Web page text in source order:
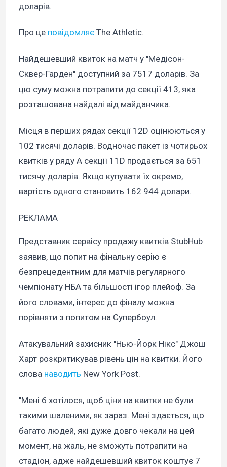
доларів.
Про це повідомляє The Athletic.
Найдешевший квиток на матч у "Медісон-
Сквер-Гарден" доступний за 7517 доларів. За
цю суму можна потрапити до секції 413, яка
розташована найдалі від майданчика.
Місця в перших рядах секції 12D оцінюються у
102 тисячі доларів. Водночас пакет із чотирьох
квитків у ряду А секції 11D продається за 651
тисячу доларів. Якщо купувати їх окремо,
вартість одного становить 162 944 долари.
РЕКЛАМА
Представник сервісу продажу квитків StubHub
заявив, що попит на фінальну серію є
безпрецедентним для матчів регулярного
чемпіонату НБА та більшості ігор плейоф. За
його словами, інтерес до фіналу можна
порівняти з попитом на Супербоул.
Атакувальний захисник "Нью-Йорк Нікс" Джош
Харт розкритикував рівень цін на квитки. Його
слова наводить New York Post.
"Мені б хотілося, щоб ціни на квитки не були
такими шаленими, як зараз. Мені здається, що
багато людей, які дуже довго чекали на цей
момент, на жаль, не зможуть потрапити на
стадіон, адже найдешевший квиток коштує 7